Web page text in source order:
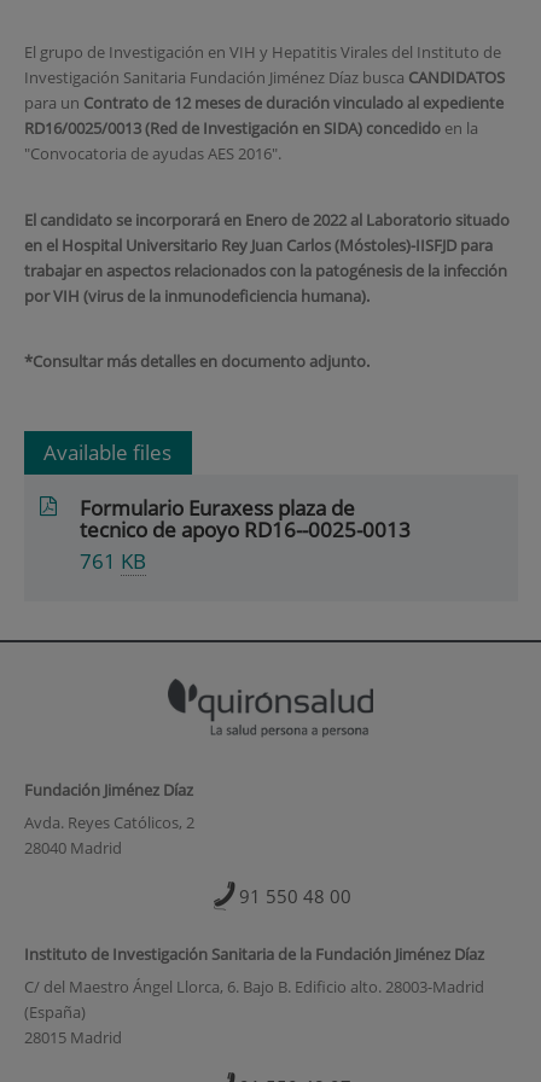
El grupo de Investigación en VIH y Hepatitis Virales del Instituto de
Investigación Sanitaria Fundación Jiménez Díaz busca CANDIDATOS
para un Contrato de 12 meses de duración vinculado al expediente
RD16/0025/0013 (Red de Investigación en SIDA) concedido en la
"Convocatoria de ayudas AES 2016".
El candidato se incorporará en Enero de 2022 al Laboratorio situado
en el Hospital Universitario Rey Juan Carlos (Móstoles)-IISFJD para
trabajar en aspectos relacionados con la patogénesis de la infección
por VIH (virus de la inmunodeficiencia humana).
*Consultar más detalles en documento adjunto.
Available files
Formulario Euraxess plaza de
tecnico de apoyo RD16--0025-0013
761 KB
Fundación Jiménez Díaz
Avda. Reyes Católicos, 2
28040 Madrid
91 550 48 00
Instituto de Investigación Sanitaria de la Fundación Jiménez Díaz
C/ del Maestro Ángel Llorca, 6. Bajo B. Edificio alto. 28003-Madrid
(España)
28015 Madrid